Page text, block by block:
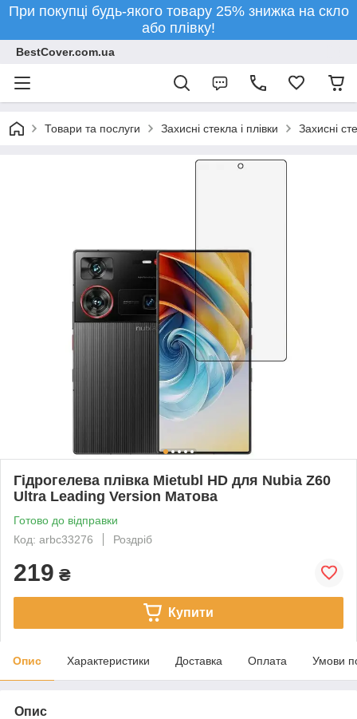
При покупці будь-якого товару 25% знижка на скло
або плівку!
BestCover.com.ua
Товари та послуги Захисні стекла і плівки Захисні
Гідрогелева плівка Mietubl HD для Nubia Z60
Ultra Leading Version Матова
Готово до відправки
Код: arbc33276
Роздріб
219 ₴
Купити
Опис Характеристики Доставка Оплата Умови
Опис